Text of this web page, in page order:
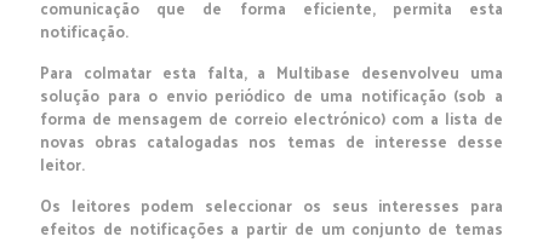
comunicação que de forma eficiente, permita esta
notificação.
Para colmatar esta falta, a Multibase desenvolveu uma
solução para o envio periódico de uma notificação (sob a
forma de mensagem de correio electrónico) com a lista de
novas obras catalogadas nos temas de interesse desse
leitor.
Os leitores podem seleccionar os seus interesses para
efeitos de notificações a partir de um conjunto de temas